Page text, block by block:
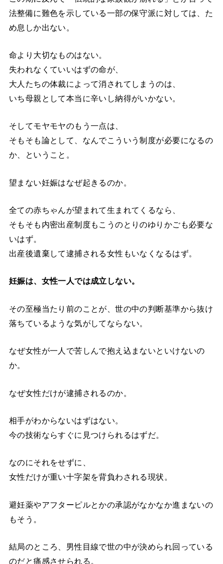
法整備に難色を示している一部の保守派に対しては、た
め息しか出ない。
命より大切なものはない。
失われなくていいはずの命が、
大人たちの体裁によって消されてしまうのは、
いち母親として本当に辛いし納得がいかない。
そしてモヤモヤのもう一点は、
そもそも論として、なんでこういう制度が必要になるの
か、ということ。
望まない妊娠はなぜ起きるのか。
全ての赤ちゃんが望まれて生まれてくるなら、
そもそも内密出産制度もこうのとりのゆりかごも必要な
いはず。
出産後遺棄して逮捕される女性もいなくなるはず。
妊娠は、女性一人では成立しない。
その至極当たり前のことが、世の中の判断基準から抜け
落ちているような気がしてならない。
なぜ女性が一人で苦しんで抱え込まないといけないの
か。
なぜ女性だけが逮捕されるのか。
相手がわからないはずはない。
今の技術ならすぐに見つけられるはずだ。
なのにそれをせずに、
女性だけが重い十字架を背負わされる現状。
避妊薬やアフターピルとかの承認がなかなか進まないの
もそう。
結局のところ、男性目線で世の中が決められ回っている
のだと痛感させられる。